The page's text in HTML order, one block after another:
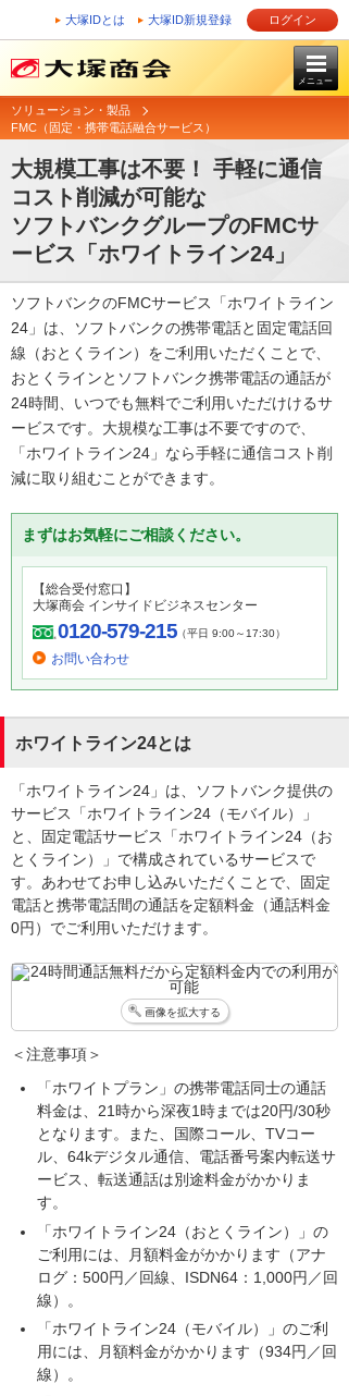
大塚IDとは 大塚ID新規登録 ログイン
メニュー
ソリューション・製品
FMC（固定・携帯電話融合サービス）
大規模工事は不要！ 手軽に通信
コスト削減が可能な
ソフトバンクグループのFMCサ
ービス「ホワイトライン24」
ソフトバンクのFMCサービス「ホワイトライン
24」は、ソフトバンクの携帯電話と固定電話回
線（おとくライン）をご利用いただくことで、
おとくラインとソフトバンク携帯電話の通話が
24時間、いつでも無料でご利用いただけけるサ
ービスです。大規模な工事は不要ですので、
「ホワイトライン24」なら手軽に通信コスト削
減に取り組むことができます。
まずはお気軽にご相談ください。
【総合受付窓口】
大塚商会 インサイドビジネスセンター
0120-579-215（平日 9:00～17:30）
お問い合わせ
ホワイトライン24とは
「ホワイトライン24」は、ソフトバンク提供の
サービス「ホワイトライン24（モバイル）」
と、固定電話サービス「ホワイトライン24（お
とくライン）」で構成されているサービスで
す。あわせてお申し込みいただくことで、固定
電話と携帯電話間の通話を定額料金（通話料金
0円）でご利用いただけます。
画像を拡大する
＜注意事項＞
「ホワイトプラン」の携帯電話同士の通話
料金は、21時から深夜1時までは20円/30秒
となります。また、国際コール、TVコー
ル、64kデジタル通信、電話番号案内転送サ
ービス、転送通話は別途料金がかかりま
す。
「ホワイトライン24（おとくライン）」の
ご利用には、月額料金がかかります（アナ
ログ：500円／回線、ISDN64：1,000円／回
線）。
「ホワイトライン24（モバイル）」のご利
用には、月額料金がかかります（934円／回
線）。